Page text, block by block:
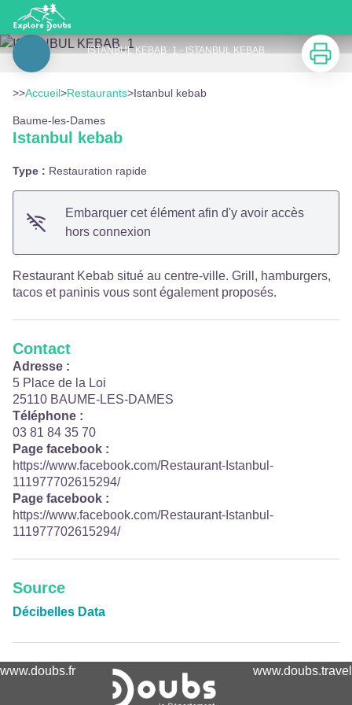
Istanbul kebab
ISTANBUL KEBAB_1 - ISTANBUL KEBAB
Voir l'image en plein écran
Imprimer
>>Accueil>Restaurants>Istanbul kebab
Baume-les-Dames
Istanbul kebab
Type : Restauration rapide
Embarquer cet élément afin d'y avoir accès
hors connexion
Restaurant Kebab situé au centre-ville. Grill, hamburgers,
tacos et paninis vous sont également proposés.
Contact
Adresse :
5 Place de la Loi
25110 BAUME-LES-DAMES
Téléphone :
03 81 84 35 70
Page facebook :
https://www.facebook.com/Restaurant-Istanbul-
111977702615294/
Page facebook :
https://www.facebook.com/Restaurant-Istanbul-
111977702615294/
Source
Décibelles Data
www.doubs.fr www.doubs.travel